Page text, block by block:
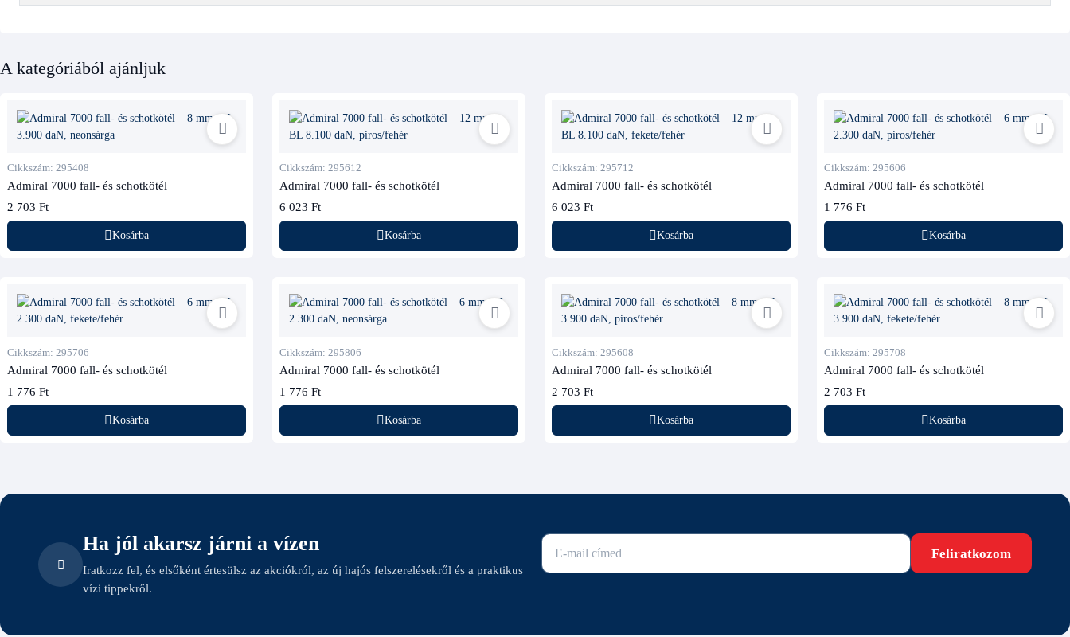
A kategóriából ajánljuk
Cikkszám: 295408
Admiral 7000 fall- és schotkötél
2 703 Ft
Kosárba
Cikkszám: 295612
Admiral 7000 fall- és schotkötél
6 023 Ft
Kosárba
Cikkszám: 295712
Admiral 7000 fall- és schotkötél
6 023 Ft
Kosárba
Cikkszám: 295606
Admiral 7000 fall- és schotkötél
1 776 Ft
Kosárba
Cikkszám: 295706
Admiral 7000 fall- és schotkötél
1 776 Ft
Kosárba
Cikkszám: 295806
Admiral 7000 fall- és schotkötél
1 776 Ft
Kosárba
Cikkszám: 295608
Admiral 7000 fall- és schotkötél
2 703 Ft
Kosárba
Cikkszám: 295708
Admiral 7000 fall- és schotkötél
2 703 Ft
Kosárba
Ha jól akarsz járni a vízen
Iratkozz fel, és elsőként értesülsz az akciókról, az új hajós felszerelésekről és a praktikus
vízi tippekről.
E-mail cím
Feliratkozom